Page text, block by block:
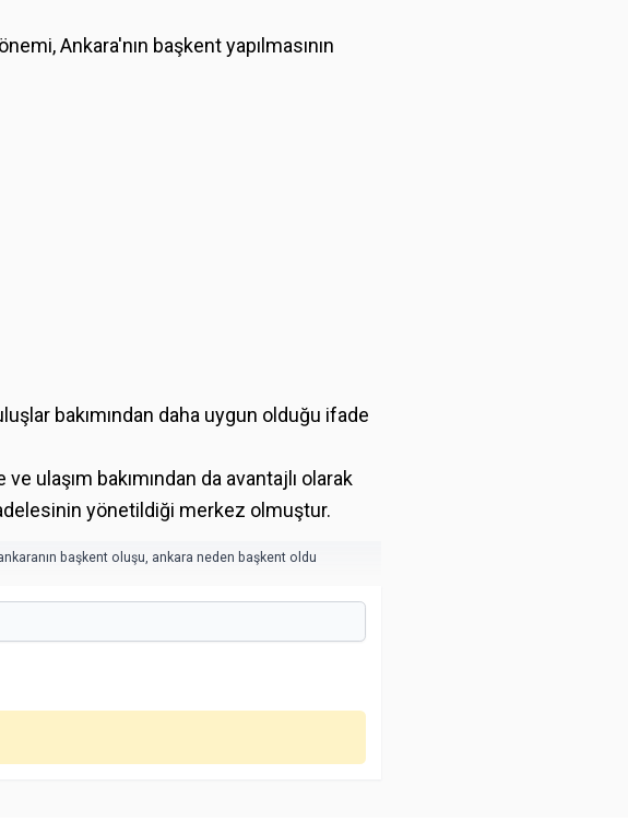
Ankara'nın başkent yapılmasının
bakımından daha uygun olduğu ifade
ulaşım bakımından da avantajlı olarak
yönetildiği merkez olmuştur.
başkent oluşu ankara neden başkent oldu